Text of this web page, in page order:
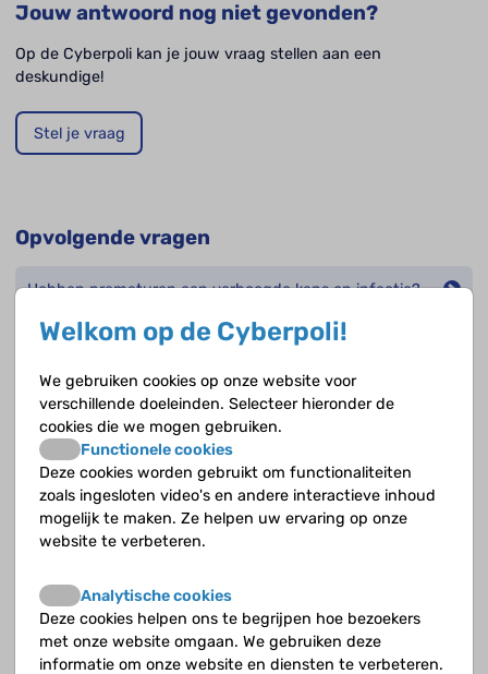
Jouw antwoord nog niet gevonden?
Op de Cyberpoli kan je jouw vraag stellen aan een
deskundige!
Stel je vraag
Opvolgende vragen
Hebben prematuren een verhoogde kans op infectie?
Hoe verloopt de ontwikkeling van het afweersysteem?
Hoe wordt een infectie of sepsis behandeld?
Wat is het afweersysteem?
Wat kunnen de gevolgen van een infectie of sepsis
zijn?
met je afweersysteem?
Welkom op de Cyberpoli!
We gebruiken cookies op onze website voor
verschillende doeleinden. Selecteer hieronder de
cookies die we mogen gebruiken.
Functionele cookies
Deze cookies worden gebruikt om functionaliteiten
zoals ingesloten video's en andere interactieve inhoud
mogelijk te maken. Ze helpen uw ervaring op onze
website te verbeteren.
Analytische cookies
Deze cookies helpen ons te begrijpen hoe bezoekers
met onze website omgaan. We gebruiken deze
informatie om onze website en diensten te verbeteren.